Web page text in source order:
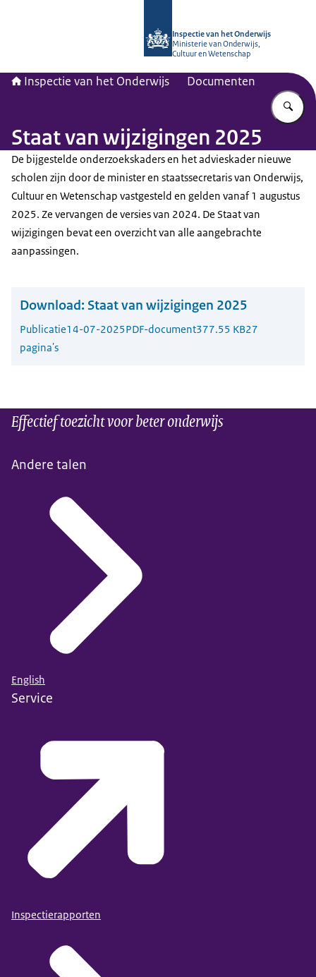
Inspectie van het Onderwijs
Ministerie van Onderwijs,
Cultuur en Wetenschap
Inspectie van het Onderwijs Documenten
Staat van wijzigingen 2025
De bijgestelde onderzoekskaders en het advieskader nieuwe
scholen zijn door de minister en staatssecretaris van Onderwijs,
Cultuur en Wetenschap vastgesteld en gelden vanaf 1 augustus
2025. Ze vervangen de versies van 2024. De Staat van
wijzigingen bevat een overzicht van alle aangebrachte
aanpassingen.
Download: Staat van wijzigingen 2025
Publicatie14-07-2025PDF-document377.55 KB27
pagina's
Effectief toezicht voor beter onderwijs
Andere talen
English
Service
Inspectierapporten